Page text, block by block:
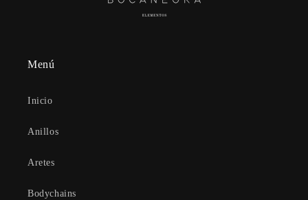
Menú
Inicio
Anillos
Aretes
Bodychains